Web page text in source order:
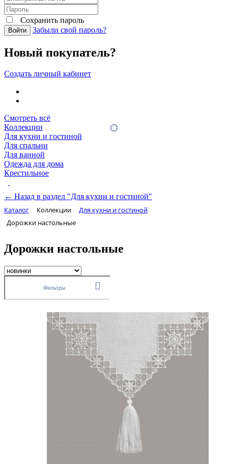
Сохранить пароль
Войти Забыли свой пароль?
Новый покупатель?
Создать личный кабинет
Смотреть всё
Коллекции
Для кухни и гостиной
Для спальни
Для ванной
Одежда для дома
Крестильное
← Назад в раздел "Для кухни и гостиной"
Каталог Коллекции
Для кухни и гостиной
Дорожки настольные
Дорожки настольные
Фильтры